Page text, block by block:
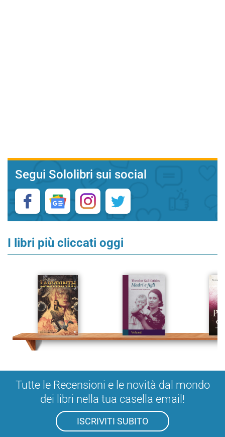
Segui Sololibri sui social
I libri più cliccati oggi
Tutte le Recensioni e le novità dal mondo
dei libri nella tua casella email!
ISCRIVITI SUBITO